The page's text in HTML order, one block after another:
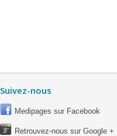
Suivez-nous
Medipages sur Facebook
Retrouvez-nous sur Google +